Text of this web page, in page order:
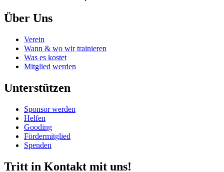
Über Uns
Verein
Wann & wo wir trainieren
Was es kostet
Mitglied werden
Unterstützen
Sponsor werden
Helfen
Gooding
Fördermitglied
Spenden
Tritt in Kontakt mit uns!